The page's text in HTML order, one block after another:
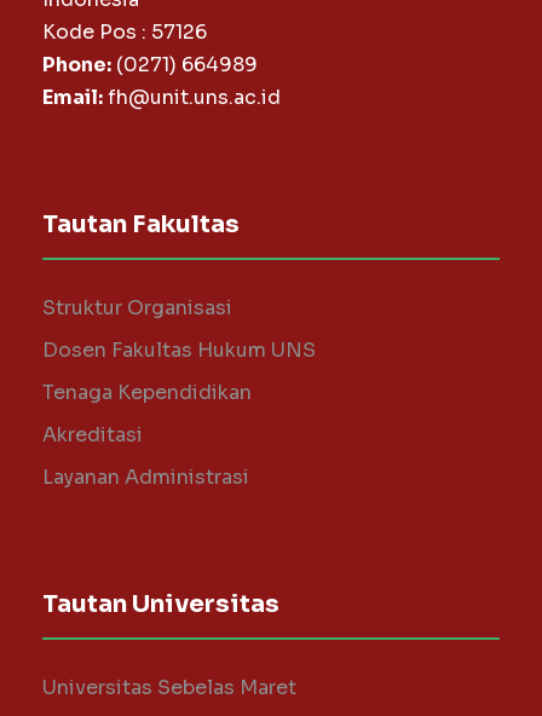
Kode Pos : 57126
Phone: (0271) 664989
Email:fh@unit.uns.ac.id
Tautan Fakultas
Struktur Organisasi
Dosen Fakultas Hukum UNS
Tenaga Kependidikan
Akreditasi
Layanan Administrasi
Tautan Universitas
Universitas Sebelas Maret